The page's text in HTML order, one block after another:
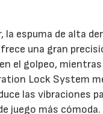
la espuma de alta
una gran
el golpeo, mientras
Lock System
las vibraciones
juego más cómoda.